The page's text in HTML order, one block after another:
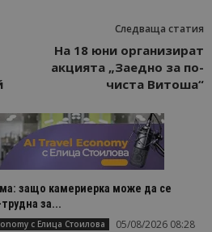
Следваща статия
На 18 юни организират
акцията „Заедно за по-
чиста Витоша“
защо камериерка може да се
за...
с Елица Стоилова 05/08/2026 08:28